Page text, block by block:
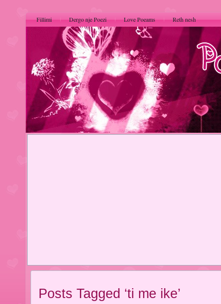
Fillimi Dergo nje Poezi Love Poeams Reth nesh
Posts Tagged ‘ti me ike’